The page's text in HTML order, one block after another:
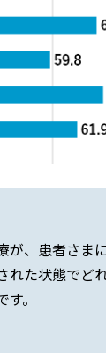
が、患者さま
れた状態でど
。